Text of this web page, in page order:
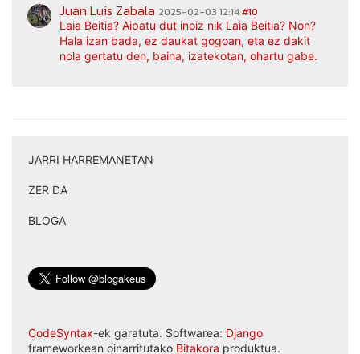
Juan Luis Zabala 2025-02-03 12:14#10
Laia Beitia? Aipatu dut inoiz nik Laia Beitia? Non?
Hala izan bada, ez daukat gogoan, eta ez dakit
nola gertatu den, baina, izatekotan, ohartu gabe.
JARRI HARREMANETAN
ZER DA
BLOGA
CodeSyntax-ek garatuta. Softwarea: Django
frameworkean oinarritutako Bitakora produktua.